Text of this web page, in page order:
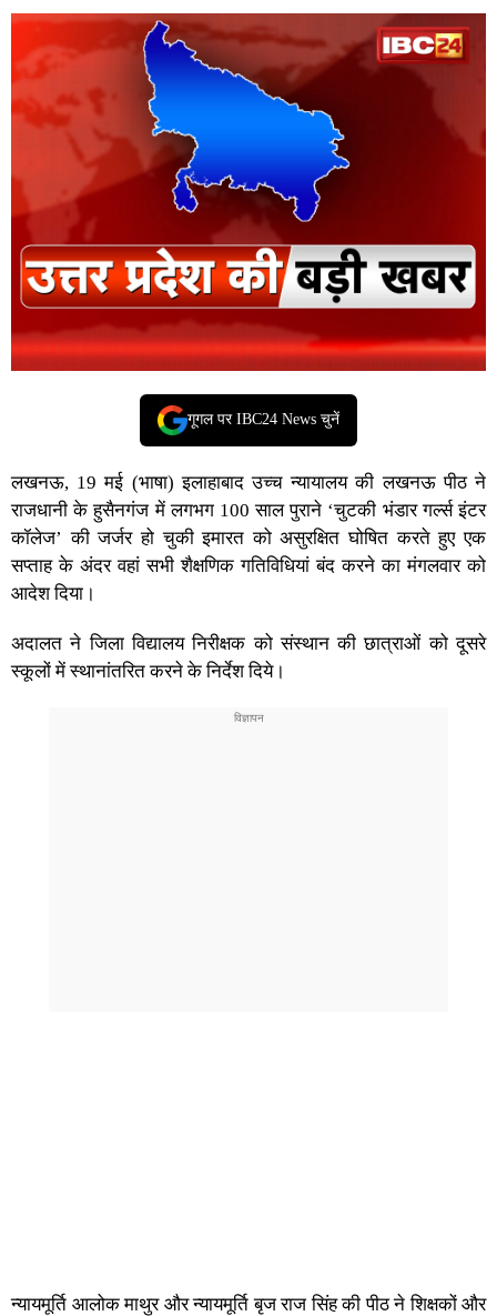
गूगल पर IBC24 News चुनें
लखनऊ, 19 मई (भाषा) इलाहाबाद उच्च न्यायालय की लखनऊ पीठ ने
राजधानी के हुसैनगंज में लगभग 100 साल पुराने ‘चुटकी भंडार गर्ल्स इंटर
कॉलेज’ की जर्जर हो चुकी इमारत को असुरक्षित घोषित करते हुए एक
सप्ताह के अंदर वहां सभी शैक्षणिक गतिविधियां बंद करने का मंगलवार को
आदेश दिया।
अदालत ने जिला विद्यालय निरीक्षक को संस्थान की छात्राओं को दूसरे
स्कूलों में स्थानांतरित करने के निर्देश दिये।
न्यायमूर्ति आलोक माथुर और न्यायमूर्ति बृज राज सिंह की पीठ ने शिक्षकों और